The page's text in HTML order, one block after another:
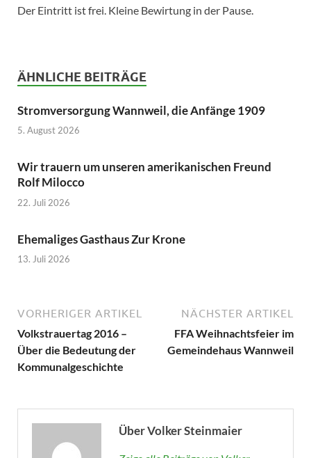
Der Eintritt ist frei. Kleine Bewirtung in der Pause.
ÄHNLICHE BEITRÄGE
Stromversorgung Wannweil, die Anfänge 1909
5. August 2026
Wir trauern um unseren amerikanischen Freund
Rolf Milocco
22. Juli 2026
Ehemaliges Gasthaus Zur Krone
13. Juli 2026
VORHERIGER ARTIKEL
Volkstrauertag 2016 –
Über die Bedeutung der
Kommunalgeschichte
NÄCHSTER ARTIKEL
FFA Weihnachtsfeier im
Gemeindehaus Wannweil
Über Volker Steinmaier